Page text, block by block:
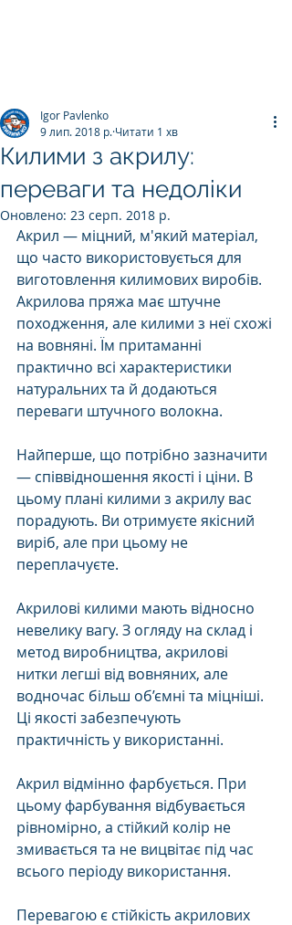
Килими з акрилу:
переваги та недоліки
Igor Pavlenko
9 лип. 2018 р. Читати 1 хв
Оновлено: 23 серп. 2018 р.
Акрил — міцний, м'який матеріал,
що часто використовується для
виготовлення килимових виробів.
Акрилова пряжа має штучне
походження, але килими з неї схожі
на вовняні. Їм притаманні
практично всі характеристики
натуральних та й додаються
переваги штучного волокна.
Найперше, що потрібно зазначити
— співвідношення якості і ціни. В
цьому плані килими з акрилу вас
порадують. Ви отримуєте якісний
виріб, але при цьому не
переплачуєте.
Акрилові килими мають відносно
невелику вагу. З огляду на склад і
метод виробництва, акрилові
нитки легші від вовняних, але
водночас більш об’ємні та міцніші.
Ці якості забезпечують
практичність у використанні.
Акрил відмінно фарбується. При
цьому фарбування відбувається
рівномірно, а стійкий колір не
змивається та не вицвітає під час
всього періоду використання.
Перевагою є стійкість акрилових